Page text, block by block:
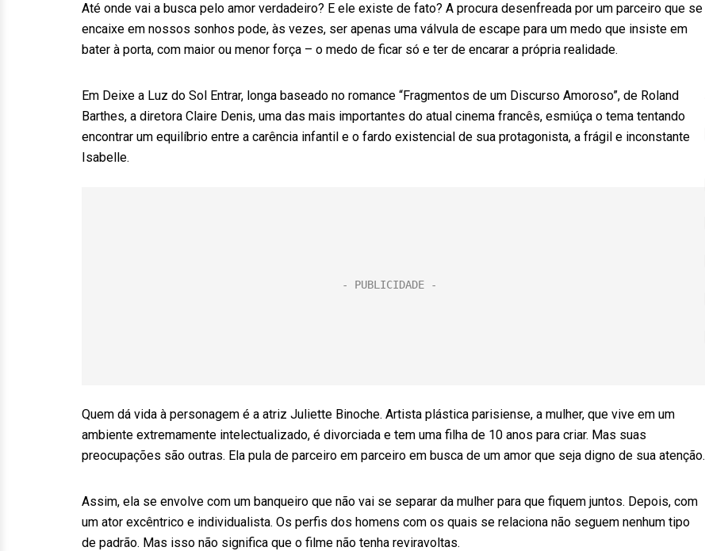
Até onde vai a busca pelo amor verdadeiro? E ele existe de fato? A procura desenfreada por um parceiro que se
encaixe em nossos sonhos pode, às vezes, ser apenas uma válvula de escape para um medo que insiste em
bater à porta, com maior ou menor força – o medo de ficar só e ter de encarar a própria realidade.
Em Deixe a Luz do Sol Entrar, longa baseado no romance “Fragmentos de um Discurso Amoroso”, de Roland
Barthes, a diretora Claire Denis, uma das mais importantes do atual cinema francês, esmiúça o tema tentando
encontrar um equilíbrio entre a carência infantil e o fardo existencial de sua protagonista, a frágil e inconstante
Isabelle.
Quem dá vida à personagem é a atriz Juliette Binoche. Artista plástica parisiense, a mulher, que vive em um
ambiente extremamente intelectualizado, é divorciada e tem uma filha de 10 anos para criar. Mas suas
preocupações são outras. Ela pula de parceiro em parceiro em busca de um amor que seja digno de sua atenção.
Assim, ela se envolve com um banqueiro que não vai se separar da mulher para que fiquem juntos. Depois, com
um ator excêntrico e individualista. Os perfis dos homens com os quais se relaciona não seguem nenhum tipo
de padrão. Mas isso não significa que o filme não tenha reviravoltas.